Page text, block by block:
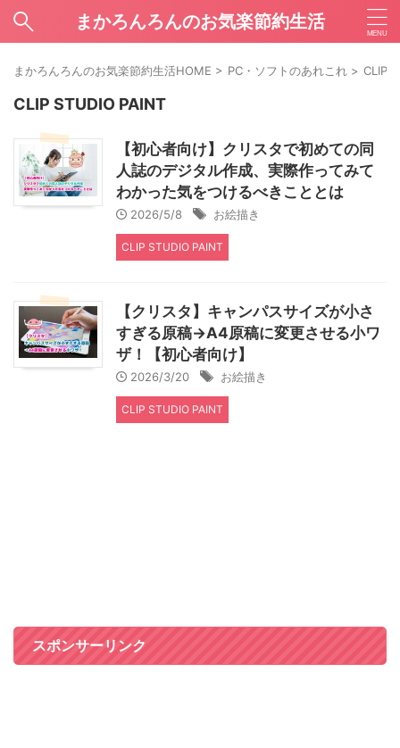
まかろんろんのお気楽節約生活
まかろんろんのお気楽節約生活HOME > PC・ソフトのあれこれ > CLIP
CLIP STUDIO PAINT
【初心者向け】クリスタで初めての同
人誌のデジタル作成、実際作ってみて
わかった気をつけるべきこととは
2026/5/8 お絵描き
CLIP STUDIO PAINT
【クリスタ】キャンパスサイズが小さ
すぎる原稿→A4原稿に変更させる小ワ
ザ！【初心者向け】
2026/3/20 お絵描き
CLIP STUDIO PAINT
スポンサーリンク